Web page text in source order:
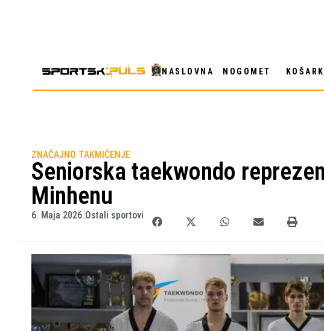
NASLOVNA NOGOMET
ZNAČAJNO TAKMIČENJE
Seniorska taekwondo
Minhenu
6. Maja 2026.Ostali sportovi